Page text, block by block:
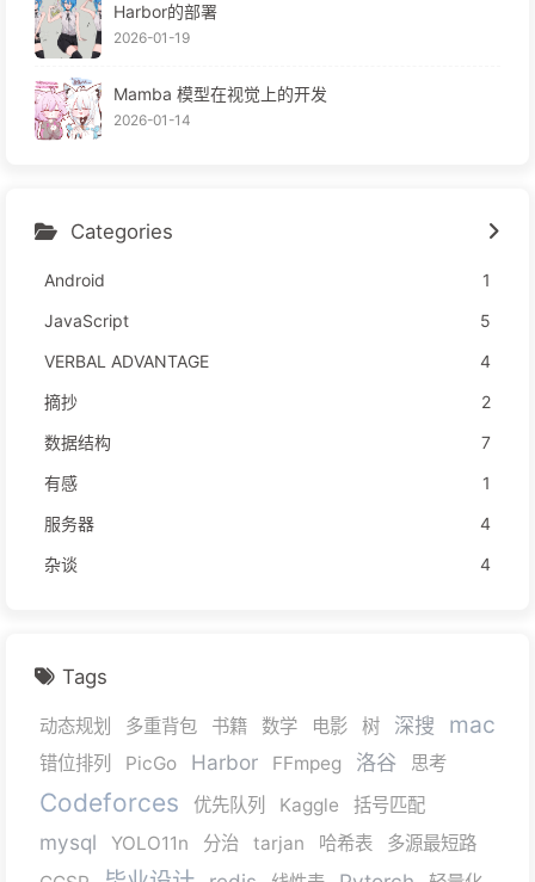
Harbor的部署
2026-01-19
Mamba 模型在视觉上的开发
2026-01-14
Categories
Android
1
JavaScript
5
VERBAL ADVANTAGE
4
摘抄
2
数据结构
7
有感
1
服务器
4
杂谈
4
Tags
动态规划 多重背包 书籍 数学 电影 树 深搜 mac
错位排列 PicGo Harbor FFmpeg 洛谷 思考
Codeforces 优先队列 Kaggle 括号匹配
mysql YOLO11n 分治 tarjan 哈希表
多源最短路